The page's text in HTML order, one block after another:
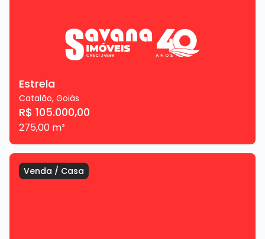
Estrela
Catalão, Goiás
R$ 105.000,00
275,00 m²
Venda / Casa